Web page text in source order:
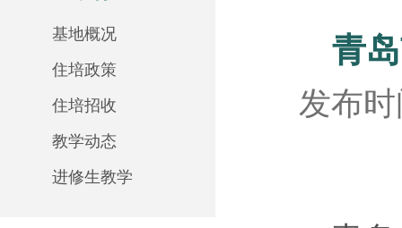
基地概况
住培政策
住培招收
教学动态
进修生教学
青
发布